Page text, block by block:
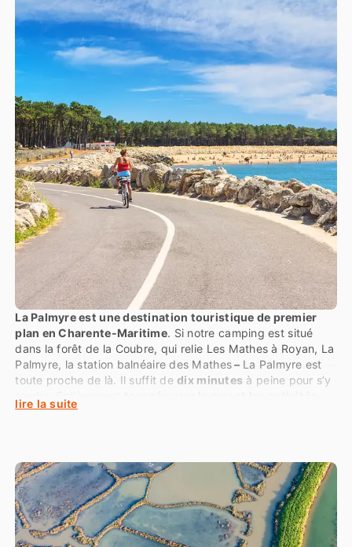
La Palmyre est une destination touristique de premier
plan en Charente-Maritime. Si notre camping est situé
dans la forêt de la Coubre, qui relie Les Mathes à Royan, La
Palmyre, la station balnéaire des Mathes– La Palmyre est
toute proche de là. Il suffit dedix minutes à peine pour s’y
balnéaires et nautiques
lire la suite